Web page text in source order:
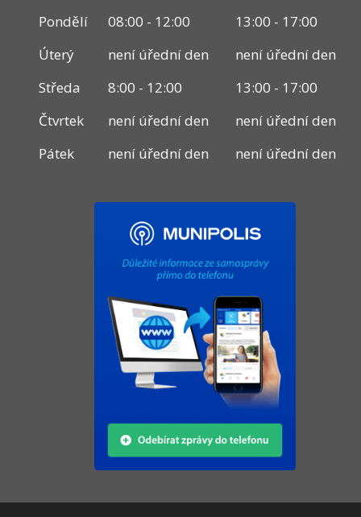
Pondělí 08:00 - 12:00
13:00 - 17:00
Úterý
není úřední den
není úřední den
Středa
8:00 - 12:00
13:00 - 17:00
Čtvrtek
není úřední den
není úřední den
Pátek
není úřední den není úřední den